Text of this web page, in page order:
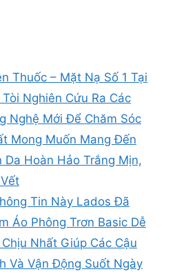
Thuốc – Mặt Nạ Số 1 Tại
Nghiên Cứu Ra Các
Nghệ Mới Để Chăm Sóc
Mong Muốn Mang Đến
Da Hoàn Hảo Trắng Mịn,
Tin Này Lados Đã
Áo Phông Trơn Basic Dễ
Nhất Giúp Các Cậu
Và Vận Động Suốt Ngày